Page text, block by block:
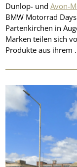
Dunlop- undAvon-
BMW Motorrad
Partenkirchen in
Marken teilen sich
Produkte aus ihrem